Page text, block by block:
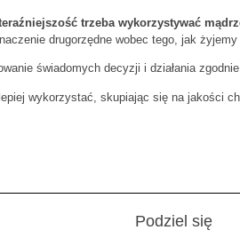
trzeba wykorzystywać
drugorzędne wobec tego, jak
świadomych decyzji i działania
wykorzystać, skupiając się na jakości
Podziel się